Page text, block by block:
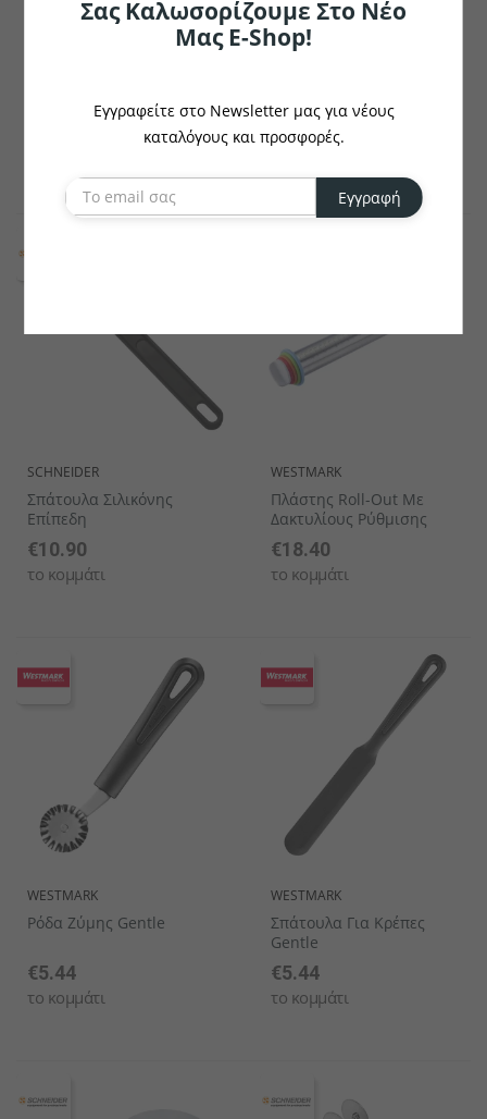
SCHNEIDER
€16.35
το κομμάτι
SCHNEIDER
Σπάτουλα Σιλικόνης
Επίπεδη
€10.90
το κομμάτι
WESTMARK
Πλάστης Roll-Out Με
Δακτυλίους Ρύθμισης
€18.40
το κομμάτι
WESTMARK
Ρόδα Ζύμης Gentle
€5.44
το κομμάτι
WESTMARK
Σπάτουλα Για Κρέπες
Gentle
€5.44
το κομμάτι
Σας Καλωσορίζουμε Στο Νέο
Μας E-Shop!
Εγγραφείτε στο Newsletter μας για νέους
καταλόγους και προσφορές.
Εγγραφή